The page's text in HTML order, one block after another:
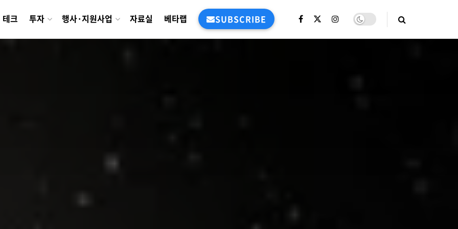
테크 투자 행사·지원사업 자료실 베타랩 SUBSCRIBE